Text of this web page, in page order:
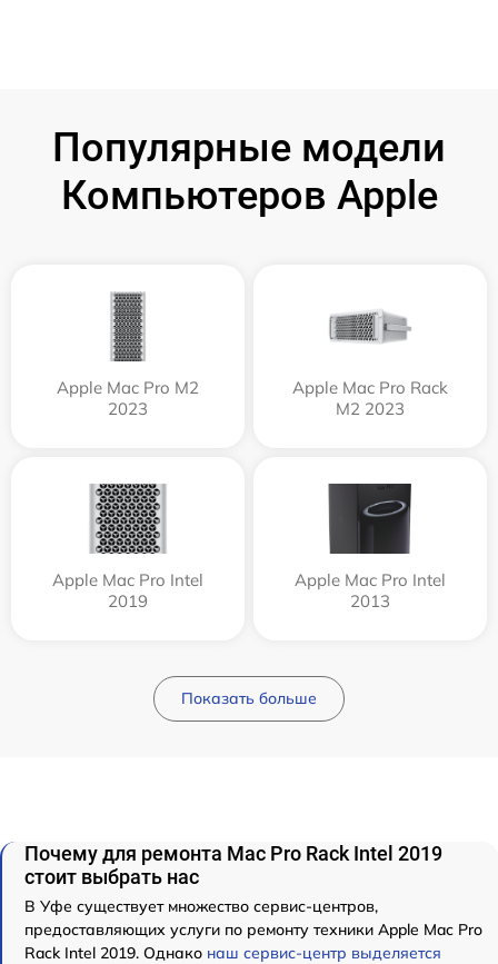
Популярные модели
Компьютеров Apple
Apple Mac Pro M2
2023
Apple Mac Pro Rack
M2 2023
Apple Mac Pro Intel
2019
Apple Mac Pro Intel
2013
Показать больше
Почему для ремонта Mac Pro Rack Intel 2019
стоит выбрать нас
В Уфе существует множество сервис-центров,
предоставляющих услуги по ремонту техники Apple Mac Pro
Rack Intel 2019. Однако наш сервис-центр выделяется